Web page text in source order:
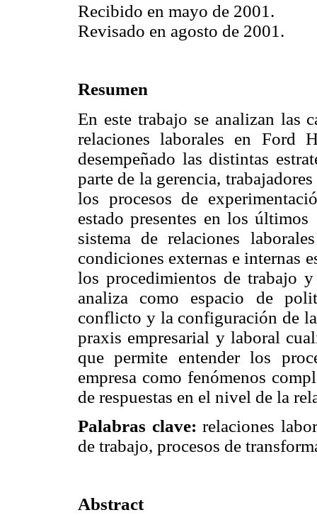
Recibido en mayo de 2001.
Revisado en agosto de 2001.
Resumen
En este trabajo se analizan las
relaciones laborales en Ford
desempeñado las distintas
parte de la gerencia,
los procesos de
estado presentes en los
sistema de relaciones
condiciones externas e internas
los procedimientos de trabajo
analiza como espacio de
conflicto y la configuración de
praxis empresarial y laboral
que permite entender los
empresa como fenómenos
de respuestas en el nivel de la
Palabras clave: relaciones
de trabajo, procesos de
Abstract